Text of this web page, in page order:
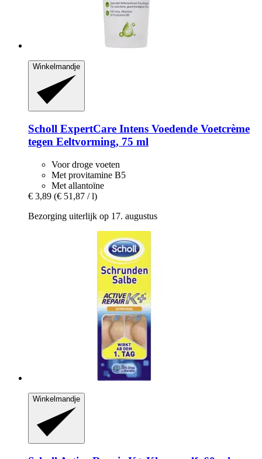
Winkelmandje
Scholl ExpertCare Intens Voedende Voetcrème
tegen Eeltvorming, 75 ml
Voor droge voeten
Met provitamine B5
Met allantoïne
€ 3,89 (€ 51,87 / l)
Bezorging uiterlijk op 17. augustus
Winkelmandje